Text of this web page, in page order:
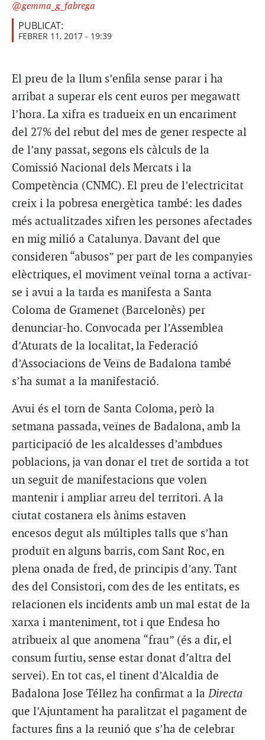
gemma_g_fabrega
PUBLICAT:
FEBRER 11, 2017 - 19:39
El preu de la llum s’enfila sense parar i ha
arribat a superar els cent euros per megawatt
l’hora. La xifra es tradueix en un encariment
del 27% del rebut del mes de gener respecte al
de l’any passat, segons els càlculs de la
Comissió Nacional dels Mercats i la
Competència (CNMC). El preu de l’electricitat
creix i la pobresa energètica també: les dades
més actualitzades xifren les persones afectades
en mig milió a Catalunya. Davant del que
consideren “abusos” per part de les companyies
elèctriques, el moviment veïnal torna a activar-
se i avui a la tarda es manifesta a Santa
Coloma de Gramenet (Barcelonès) per
denunciar-ho. Convocada per l’Assemblea
d’Aturats de la localitat, la Federació
d’Associacions de Veïns de Badalona també
s’ha sumat a la manifestació.
Avui és el torn de Santa Coloma, però la
setmana passada, veïnes de Badalona, amb la
participació de les alcaldesses d’ambdues
poblacions, ja van donar el tret de sortida a tot
un seguit de manifestacions que volen
mantenir i ampliar arreu del territori. A la
ciutat costanera els ànims estaven
encesos degut als múltiples talls que s’han
produït en alguns barris, com Sant Roc, en
plena onada de fred, de principis d’any. Tant
des del Consistori, com des de les entitats, es
relacionen els incidents amb un mal estat de la
xarxa i manteniment, tot i que Endesa ho
atribueix al que anomena “frau” (és a dir, el
consum furtiu, sense estar donat d’altra del
servei). En tot cas, el tinent d’Alcaldia de
Badalona Jose Téllez ha confirmat a laDirecta
que l’Ajuntament ha paralitzat el pagament de
factures fins a la reunió que s’ha de celebrar